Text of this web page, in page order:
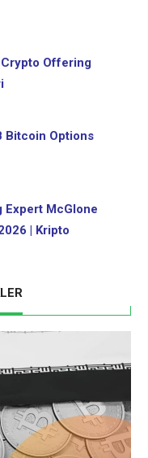
Crypto Offering
Bitcoin Options
Expert McGlone
| Kripto